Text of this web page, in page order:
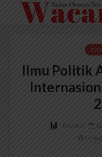
Ilmu Politik
Redaksi
1